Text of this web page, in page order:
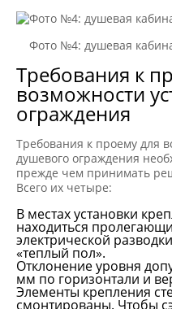
Фото №4: душевая
Требования к
возможности
ограждения
Требования к проему для
душевого ограждения
прежде чем принимать
Всего их четыре:
В местах установки
находиться
электрической
«теплый пол».
Отклонение уровня
мм по горизонтали и
Элементы крепления
смонтированы. Чтобы